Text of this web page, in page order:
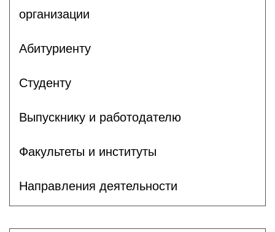
организации
Абитуриенту
Студенту
Выпускнику и работодателю
Факультеты и институты
Направления деятельности